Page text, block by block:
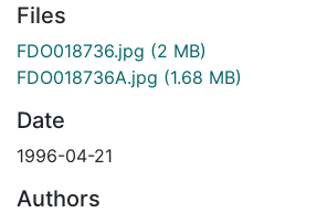
Files
FDO018736.jpg (2 MB)
FDO018736A.jpg (1.68 MB)
Date
1996-04-21
Authors